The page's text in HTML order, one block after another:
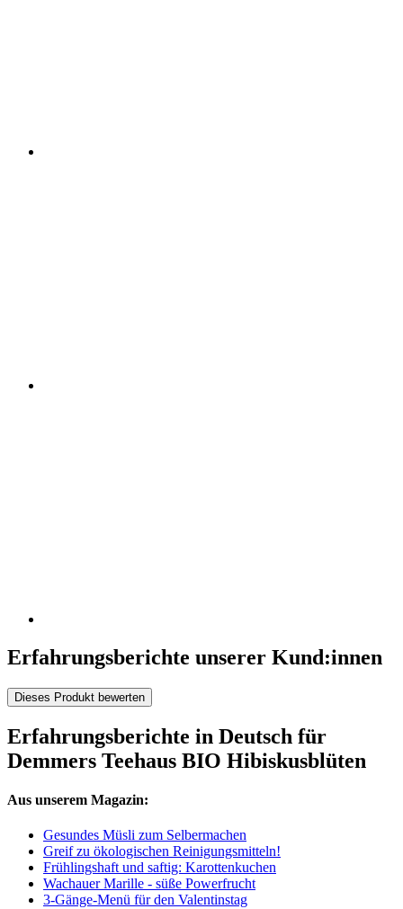
Erfahrungsberichte unserer Kund:innen
Dieses Produkt bewerten
Erfahrungsberichte in Deutsch für
Demmers Teehaus BIO Hibiskusblüten
Aus unserem Magazin:
Gesundes Müsli zum Selbermachen
Greif zu ökologischen Reinigungsmitteln!
Frühlingshaft und saftig: Karottenkuchen
Wachauer Marille - süße Powerfrucht
3-Gänge-Menü für den Valentinstag